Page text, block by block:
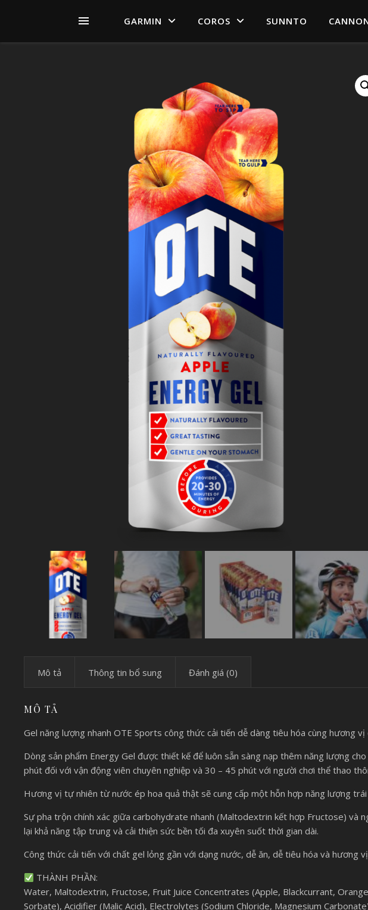
GARMIN COROS SUNNTO
Mô tả Thông tin bổ sung Đánh giá (0)
MÔ TẢ
Gel năng lượng nhanh OTE Sports công thức cải tiến dễ dàng tiêu hóa cùng hương vị
Dòng sản phẩm Energy Gel được thiết kế để luôn sẵn sàng nạp thêm năng lượng
phút đối với vận động viên chuyên nghiệp và 30 – 45 phút với người chơi thể thao
Hương vị tự nhiên từ nước ép hoa quả thật sẽ cung cấp một hỗn hợp năng lượng
Sự pha trộn chính xác giữa carbohydrate nhanh (Maltodextrin kết hợp Fructose) và
lại khả năng tập trung và cải thiện sức bền tối đa xuyên suốt thời gian dài.
Công thức cải tiến với chất gel lỏng gần với dạng nước, dễ ăn, dễ tiêu hóa và hương
THÀNH PHẦN:
Water, Maltodextrin, Fructose, Fruit Juice Concentrates (Apple, Blackcurrant,
Sorbate), Acidifier (Malic Acid), Electrolytes (Sodium Chloride, Magnesium